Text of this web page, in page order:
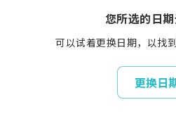
您所选的日
可以试着更换日期，以找
更换日